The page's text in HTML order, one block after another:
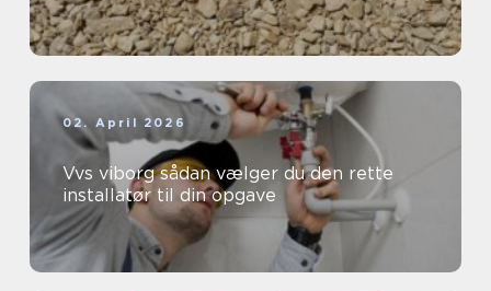
02. April 2026
Vvs viborg sådan vælger du den rette
installatør til din opgave